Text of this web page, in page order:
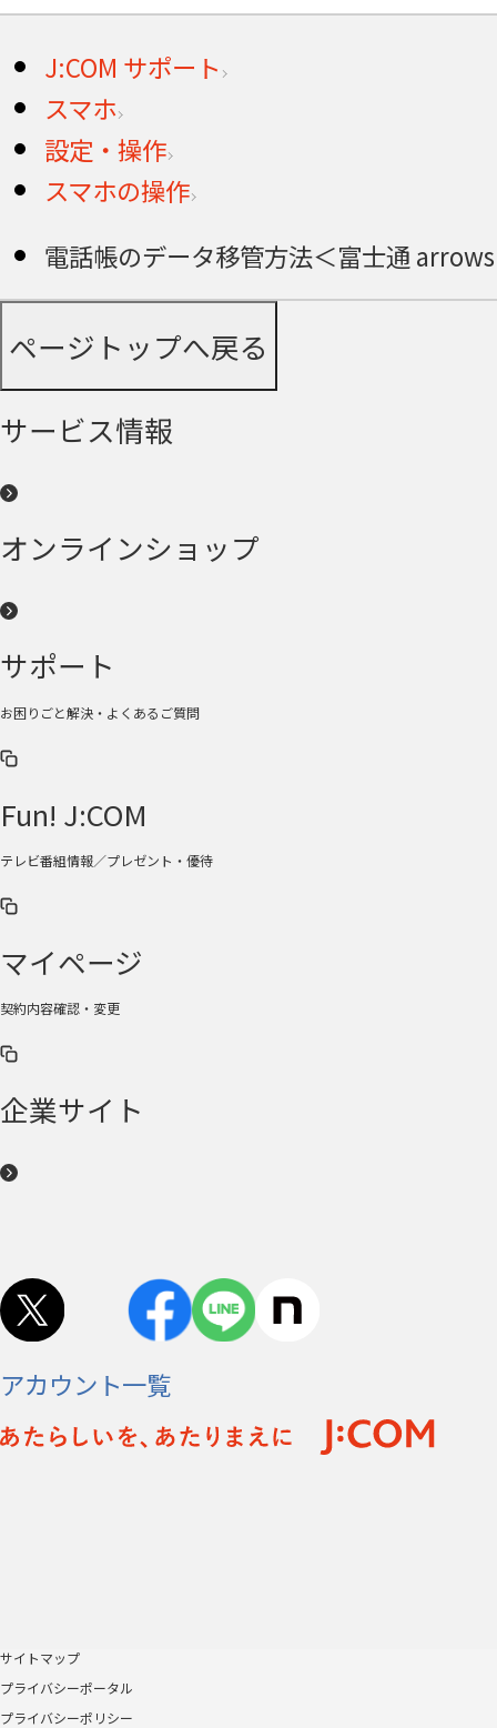
J:COM サポート
スマホ
設定・操作
スマホの操作
電話帳のデータ移管方法＜富士通
ページトップへ戻る
サービス情報
オンラインショップ
サポート
お困りごと解決・よくあるご質問
Fun! J:COM
テレビ番組情報／プレゼント・優待
マイページ
契約内容確認・変更
企業サイト
アカウント一覧
サイトマップ
プライバシーポータル
プライバシーポリシー